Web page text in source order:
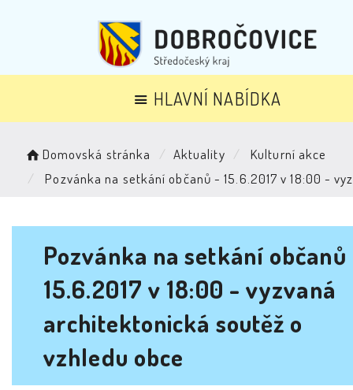
HLAVNÍ NABÍDKA
Domovská stránka Aktuality
Kulturní akce
Pozvánka na setkání občanů - 15.6.2017 v 18:00 -
Pozvánka na setkání
15.6.2017 v 18:00 - vyzvaná
architektonická soutěž o
vzhledu obce